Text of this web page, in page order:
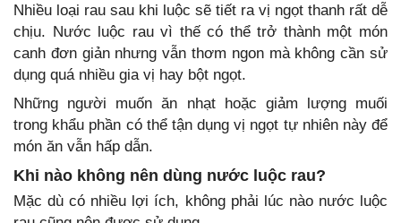
Nhiều loại rau sau khi luộc sẽ tiết ra vị ngọt thanh rất dễ
chịu. Nước luộc rau vì thế có thể trở thành một món
canh đơn giản nhưng vẫn thơm ngon mà không cần sử
dụng quá nhiều gia vị hay bột ngọt.
Những người muốn ăn nhạt hoặc giảm lượng muối
trong khẩu phần có thể tận dụng vị ngọt tự nhiên này để
món ăn vẫn hấp dẫn.
Khi nào không nên dùng nước luộc rau?
Mặc dù có nhiều lợi ích, không phải lúc nào nước luộc